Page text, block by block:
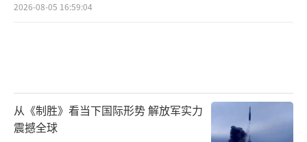
2026-08-05 16:59:04
从《制胜》看当下国际形势 解放军实力
震撼全球